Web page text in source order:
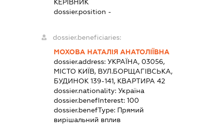
КЕРІВНИК
dossier.position -
dossier.beneficiaries:
МОХОВА НАТАЛІЯ АНАТОЛІЇВНА
dossier.address:УКРАЇНА, 03056,
МІСТО КИЇВ, ВУЛ.БОРЩАГІВСЬКА,
БУДИНОК 139-141, КВАРТИРА 42
dossier.nationality:Україна
dossier.benefInterest:100
dossier.benefType: Прямий
вирішальний вплив